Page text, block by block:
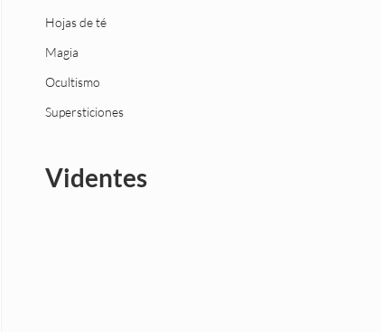
Hojas de té
Magia
Ocultismo
Supersticiones
Videntes